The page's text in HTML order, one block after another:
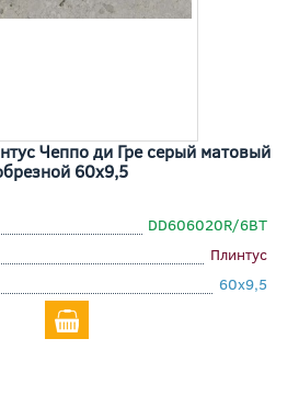
Чеппо ди Гре серый матовый
60x9,5
DD606020R/6BT
Плинтус
60x9,5